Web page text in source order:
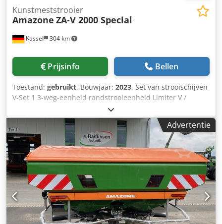
Kassel 304 km
Kunstmeststrooier
Amazone ZA-V 2000 Special
Prijsinfo Bellen
Toestand: gebruikt, Bouwjaar: 2023, Set van strooischijven
V-Set 1 3-weg-eenheid randstrooieenheid Limiter V /
buisbeschermer S / afrolinrichting steekbaar / strooiwerk
ZA-V / opzetbak S / 2000 cardanas met slipkoppeling /
inbouwonderdelen voor ZA-basismachines / vuilvanger S /
LED-verlichting Djdpot Dwh Refx Aaiskr
Advertentie